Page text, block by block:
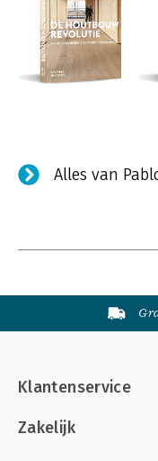
Alles van
Klantenservice
Zakelijk